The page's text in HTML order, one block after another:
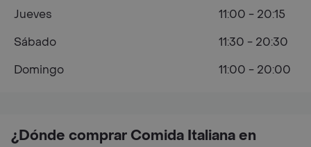
¿Dónde comprar Comida Italiana en
Jueves
11:00 - 20:15
Sábado
11:30 - 20:30
Domingo
11:00 - 20:00